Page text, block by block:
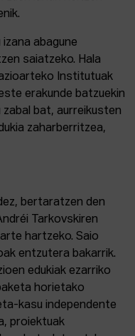
abagune
saiatzeko. Hala
Institutuak
erakunde batzuekin
bat, aurreikusten
zaharberritzea,
bertaratzen den
Tarkovskiren
hartzeko. Saio
entzutera bakarrik.
edukiak ezarriko
horietako
kasu independente
proiektuak